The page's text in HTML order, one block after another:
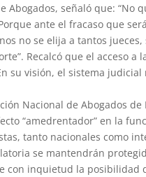
Abogados, señaló que: “No
ante el fracaso que
no se elija a tantos
Recalcó que el acceso a
su visión, el sistema judicial
Nacional de Abogados de
“amedrentador” en la
tanto nacionales como
se mantendrán
con inquietud la posibilidad